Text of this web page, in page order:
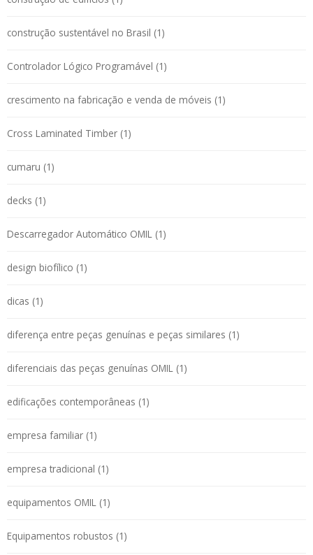
construção sustentável no Brasil (1)
Controlador Lógico Programável (1)
crescimento na fabricação e venda de móveis (1)
Cross Laminated Timber (1)
cumaru (1)
decks (1)
Descarregador Automático OMIL (1)
design biofílico (1)
dicas (1)
diferença entre peças genuínas e peças similares (1)
diferenciais das peças genuínas OMIL (1)
edificações contemporâneas (1)
empresa familiar (1)
empresa tradicional (1)
equipamentos OMIL (1)
Equipamentos robustos (1)